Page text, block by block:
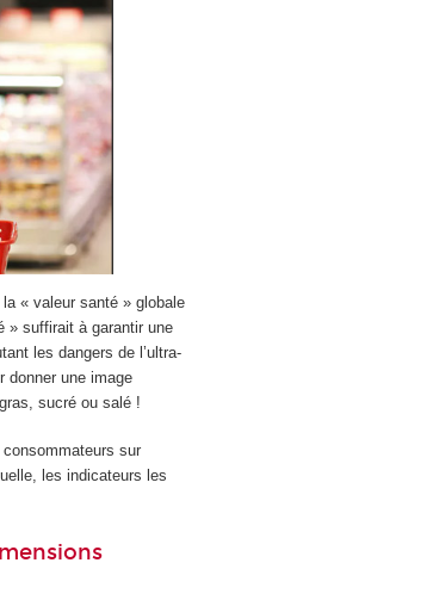
« valeur santé » globale
» suffirait à garantir une
les dangers de l’ultra-
donner une image
sucré ou salé !
sur
les indicateurs les